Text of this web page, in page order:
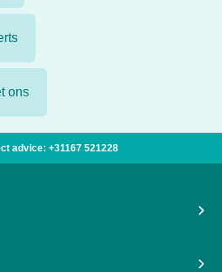
ons
advice: +31167 521228